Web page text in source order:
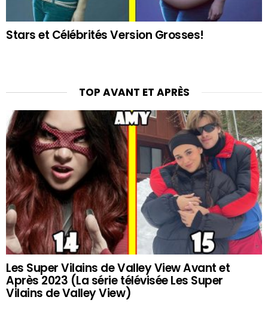
Stars et Célébrités Version Grosses!
TOP AVANT ET APRÈS
Les Super Vilains de Valley View Avant et
Après 2023 (La série télévisée Les Super
Vilains de Valley View)